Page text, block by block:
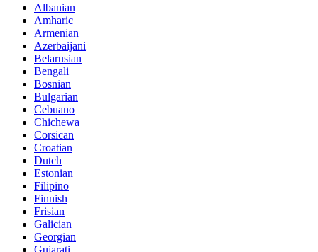
Albanian
Amharic
Armenian
Azerbaijani
Belarusian
Bengali
Bosnian
Bulgarian
Cebuano
Chichewa
Corsican
Croatian
Dutch
Estonian
Filipino
Finnish
Frisian
Galician
Georgian
Gujarati